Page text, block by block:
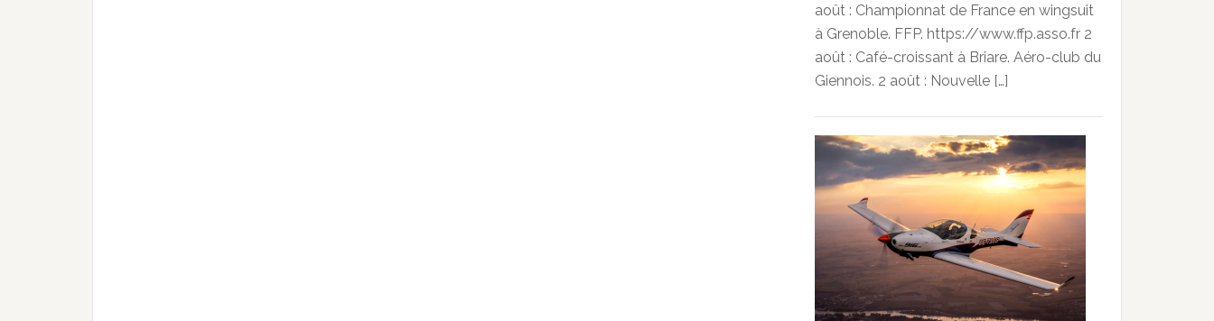
août : Championnat de France en wingsuit
à Grenoble. FFP. https://www.ffp.asso.fr 2
août : Café-croissant à Briare. Aéro-club du
Giennois. 2 août : Nouvelle […]